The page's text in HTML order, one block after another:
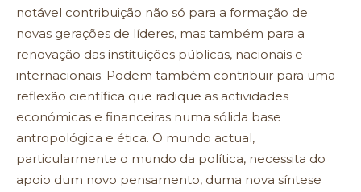
notável contribuição não só para a formação de
novas gerações de líderes, mas também para a
renovação das instituições públicas, nacionais e
internacionais. Podem também contribuir para uma
reflexão científica que radique as actividades
económicas e financeiras numa sólida base
antropológica e ética. O mundo actual,
particularmente o mundo da política, necessita do
apoio dum novo pensamento, duma nova síntese